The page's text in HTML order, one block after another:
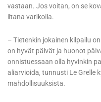
vastaan. Jos voitan, on se
iltana varikolla.
– Tietenkin jokainen kilpailu
on hyvät päivät ja huonot
onnistuessaan olla hyvinkin
aliarvioida, tunnusti Le Grelle
mahdollisuuksista.